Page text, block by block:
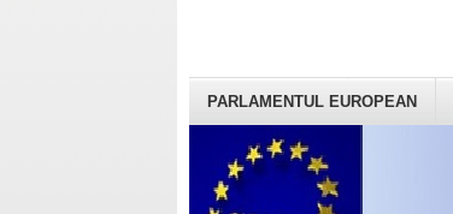
PARLAMENTUL EUROPEAN